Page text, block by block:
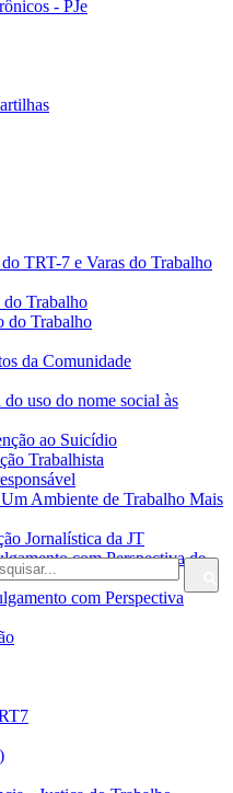
- PJe
TRT-7 e Varas do Trabalho
do Trabalho
do Trabalho
da Comunidade
uso do nome social às
ao Suicídio
Trabalhista
Ambiente de Trabalho Mais
Jornalística da JT
com Perspectiva de
com Perspectiva